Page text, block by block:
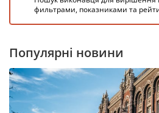
фильтрами, показниками та
Популярні новини